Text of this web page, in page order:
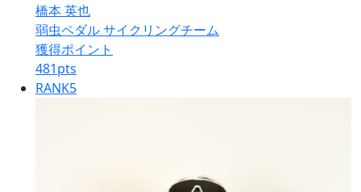
橋本 英也
弱虫ペダル サイクリングチーム
獲得ポイント
481pts
RANK5